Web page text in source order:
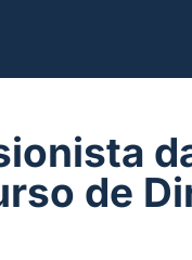
de